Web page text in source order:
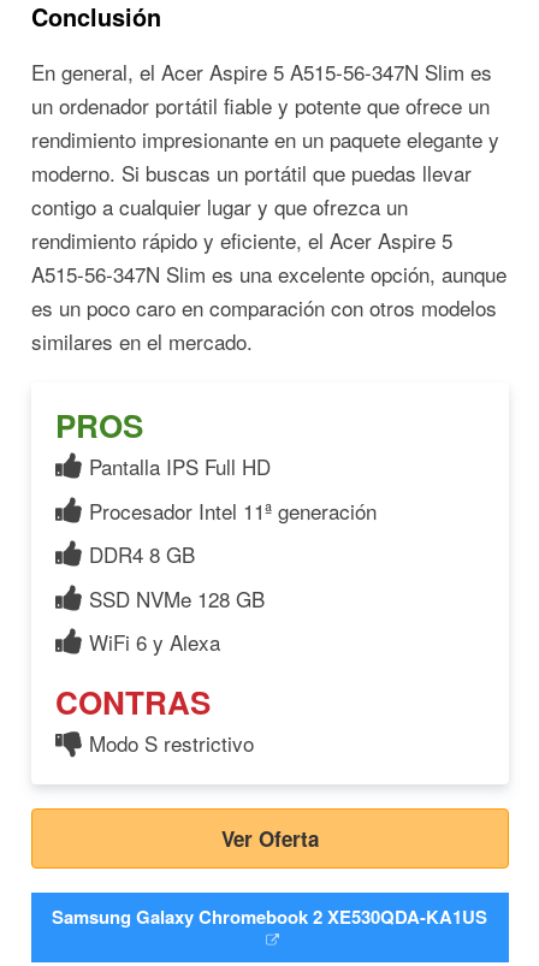
Conclusión
En general, el Acer Aspire 5 A515-56-347N Slim es
un ordenador portátil fiable y potente que ofrece un
rendimiento impresionante en un paquete elegante y
moderno. Si buscas un portátil que puedas llevar
contigo a cualquier lugar y que ofrezca un
rendimiento rápido y eficiente, el Acer Aspire 5
A515-56-347N Slim es una excelente opción, aunque
es un poco caro en comparación con otros modelos
similares en el mercado.
PROS
Pantalla IPS Full HD
Procesador Intel 11ª generación
DDR4 8 GB
SSD NVMe 128 GB
WiFi 6 y Alexa
CONTRAS
Modo S restrictivo
Ver Oferta
Samsung Galaxy Chromebook 2 XE530QDA-KA1US